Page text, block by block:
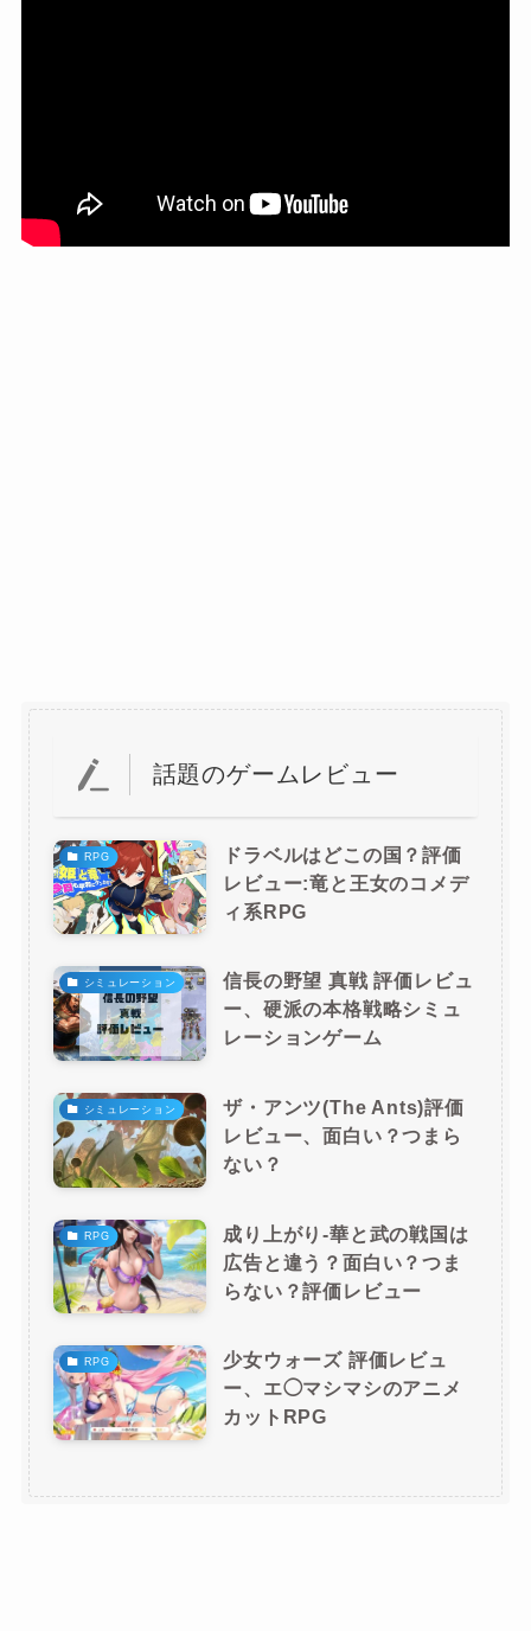
話題のゲームレビュー
RPG
ドラベルはどこの国？評価
レビュー:竜と王女のコメデ
ィ系RPG
シミュレーション
信長の野望 真戦 評価レビュ
ー、硬派の本格戦略シミュ
レーションゲーム
シミュレーション
ザ・アンツ(The Ants)評価
レビュー、面白い？つまら
ない？
RPG
成り上がり-華と武の戦国は
広告と違う？面白い？つま
らない？評価レビュー
RPG
少女ウォーズ 評価レビュ
ー、エ◯マシマシのアニメ
カットRPG